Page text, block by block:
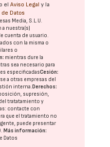
elAviso Legal y la
Datos
Media, S.L.U.
nuestra(s)
cuenta de usuario.
con la misma o
o
mientras dure la
sea necesario para
especificadasCesión:
a otras empresas del
interna.Derechos:
supresión,
tratatamiento y
contacte con
que el tratamiento no
puede presentar
.Más información:
Datos